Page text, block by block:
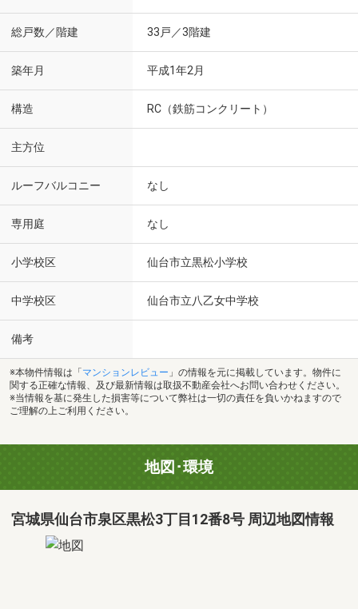
総戸数／階建 33戸／3階建
築年月 平成1年2月
構造 RC（鉄筋コンクリート）
主方位
ルーフバルコニー なし
専用庭 なし
小学校区 仙台市立黒松小学校
中学校区 仙台市立八乙女中学校
備考
※本物件情報は「 マンションレビュー 」の情報を元に掲載しています。物件に
関する正確な情報、及び最新情報は取扱不動産会社へお問い合わせください。
※当情報を基に発生した損害等について弊社は一切の責任を負いかねますので
ご理解の上ご利用ください。
地図･環境
宮城県仙台市泉区黒松3丁目12番8号 周辺地図情報